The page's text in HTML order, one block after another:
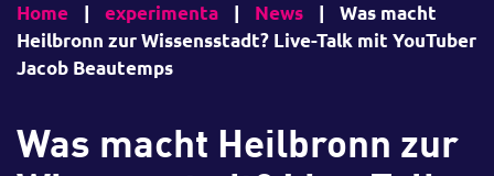
Home | experimenta | News |
Was macht
Heilbronn zur Wissensstadt? Live-Talk mit YouTuber
Jacob Beautemps
Was macht Heilbronn zur